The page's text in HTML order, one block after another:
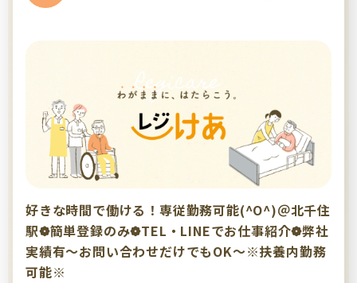
好きな時間で働ける！専従勤務可能(^O^)＠北千住
駅❁簡単登録のみ❁TEL・LINEでお仕事紹介❁弊社
実績有～お問い合わせだけでもOK～※扶養内勤務
可能※